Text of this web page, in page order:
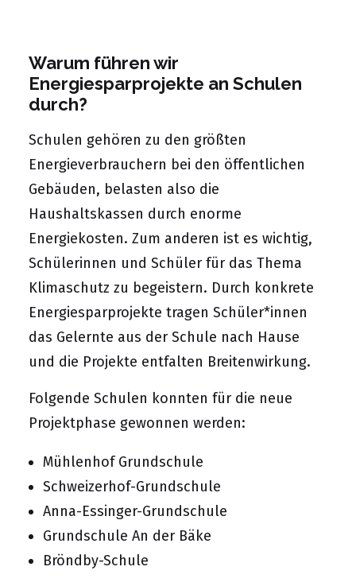
Warum führen wir
Energiesparprojekte an Schulen
durch?
Schulen gehören zu den größten
Energieverbrauchern bei den öffentlichen
Gebäuden, belasten also die
Haushaltskassen durch enorme
Energiekosten. Zum anderen ist es wichtig,
Schülerinnen und Schüler für das Thema
Klimaschutz zu begeistern. Durch konkrete
Energiesparprojekte tragen Schüler*innen
das Gelernte aus der Schule nach Hause
und die Projekte entfalten Breitenwirkung.
Folgende Schulen konnten für die neue
Projektphase gewonnen werden:
Mühlenhof Grundschule
Schweizerhof-Grundschule
Anna-Essinger-Grundschule
Grundschule An der Bäke
Bröndby-Schule